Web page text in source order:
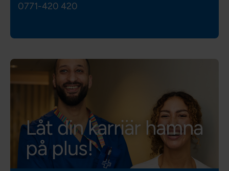
0771-420 420
Låt din karriär hamna
på plus!